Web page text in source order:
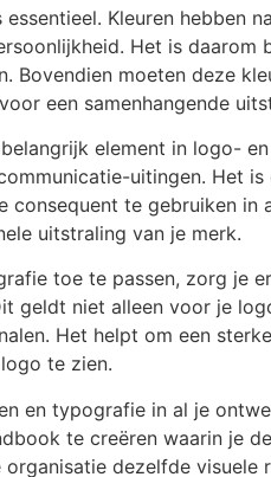
Kleuren hebben
Het is
Bovendien moeten deze
een samenhangende
element in logo-
uitingen. Het
consequent te gebruiken
uitstraling van je merk.
toe te passen, zorg je
geldt niet alleen voor je
Het helpt om een
te zien.
en typografie in al je
te creëren waarin je
dezelfde visuele